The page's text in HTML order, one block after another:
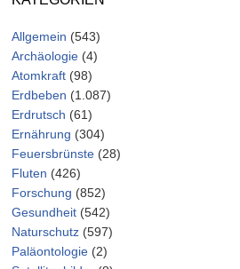
Allgemein (543)
Archäologie (4)
Atomkraft (98)
Erdbeben (1.087)
Erdrutsch (61)
Ernährung (304)
Feuersbrünste (28)
Fluten (426)
Forschung (852)
Gesundheit (542)
Naturschutz (597)
Paläontologie (2)